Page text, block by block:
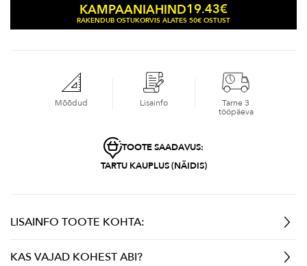
KAMPAANIAHIND19.43€
RAKENDUB OSTUKORVIS ALATES 50€ OSTUST
Mõõdud Lisainfo
Tarne 3
tööpäeva
TOOTE SAADAVUS:
TARTU KAUPLUS (NÄIDIS)
LISAINFO TOOTE KOHTA:
KAS VAJAD KOHEST ABI?